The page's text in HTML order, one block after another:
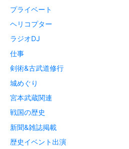
プライベート
ヘリコプター
ラジオDJ
仕事
剣術&古武道修行
城めぐり
宮本武蔵関連
戦国の歴史
新聞&雑誌掲載
歴史イベント出演